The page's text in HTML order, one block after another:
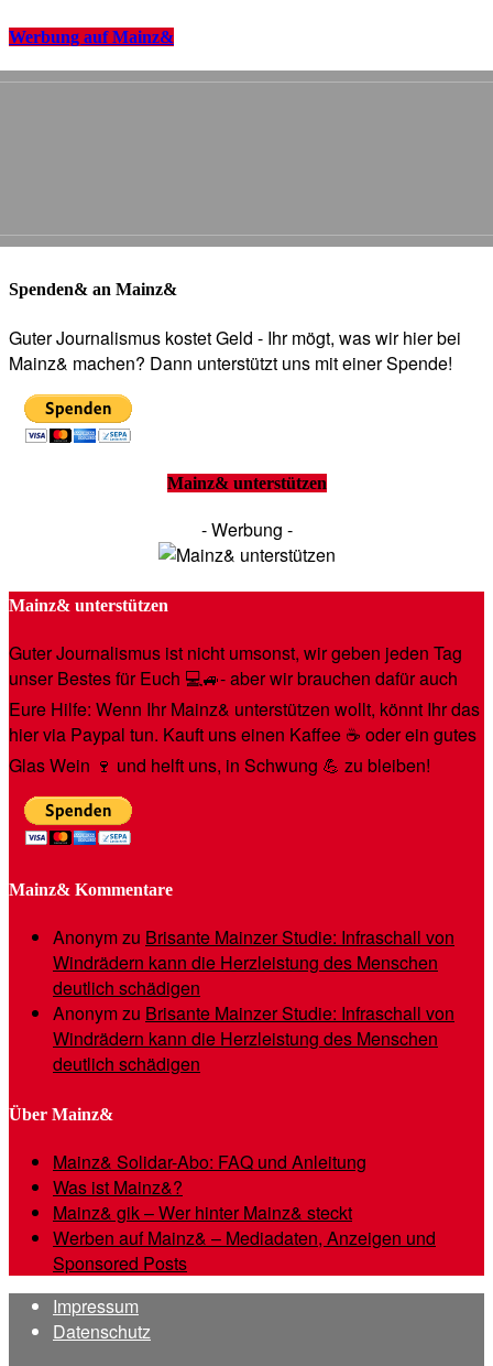
Werbung auf Mainz&
Spenden& an Mainz&
Guter Journalismus kostet Geld - Ihr mögt, was wir hier bei
Mainz& machen? Dann unterstützt uns mit einer Spende!
Mainz& unterstützen
- Werbung -
Mainz& unterstützen
Guter Journalismus ist nicht umsonst, wir geben jeden Tag
unser Bestes für Euch 💻🚙- aber wir brauchen dafür auch
Eure Hilfe: Wenn Ihr Mainz& unterstützen wollt, könnt Ihr das
hier via Paypal tun. Kauft uns einen Kaffee ☕️ oder ein gutes
Glas Wein 🍷 und helft uns, in Schwung 💪 zu bleiben!
Mainz& Kommentare
Anonymzu Brisante Mainzer Studie: Infraschall von
Windrädern kann die Herzleistung des Menschen
deutlich schädigen
Anonymzu Brisante Mainzer Studie: Infraschall von
Windrädern kann die Herzleistung des Menschen
deutlich schädigen
Über Mainz&
Mainz& Solidar-Abo: FAQ und Anleitung
Was ist Mainz&?
Mainz& gik – Wer hinter Mainz& steckt
Werben auf Mainz& – Mediadaten, Anzeigen und
Sponsored Posts
Impressum
Datenschutz